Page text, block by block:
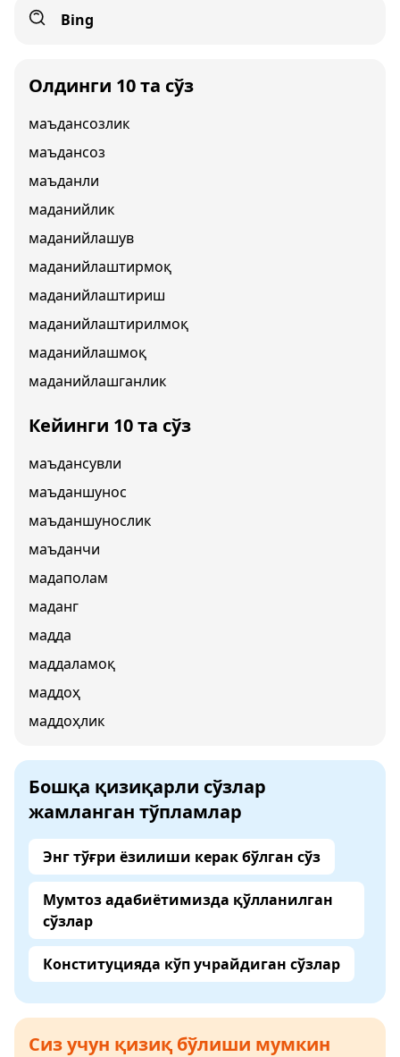
Bing
Олдинги 10 та сўз
маъдансозлик
маъдансоз
маъданли
маданийлик
маданийлашув
маданийлаштирмоқ
маданийлаштириш
маданийлаштирилмоқ
маданийлашмоқ
маданийлашганлик
Кейинги 10 та сўз
маъдансувли
маъданшунос
маъданшунослик
маъданчи
мадаполам
маданг
мадда
маддаламоқ
маддоҳ
маддоҳлик
Бошқа қизиқарли сўзлар
жамланган тўпламлар
Энг тўғри ёзилиши керак бўлган сўз
Мумтоз адабиётимизда қўлланилган
сўзлар
Конституцияда кўп учрайдиган сўзлар
Сиз учун қизиқ бўлиши мумкин